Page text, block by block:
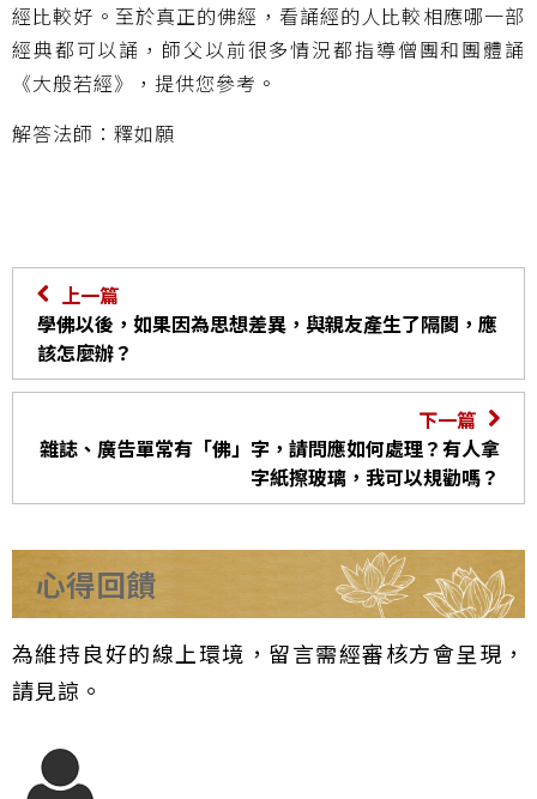
經比較好。至於真正的佛經，看誦經的人比較相應哪一部
經典都可以誦，師父以前很多情況都指導僧團和團體誦
《大般若經》，提供您參考。
解答法師：釋如願
上一篇
學佛以後，如果因為思想差異，與親友產生了隔閡，應
該怎麼辦？
下一篇
雜誌、廣告單常有「佛」字，請問應如何處理？有人拿
字紙擦玻璃，我可以規勸嗎？
心得回饋
為維持良好的線上環境，留言需經審核方會呈現，
請見諒。